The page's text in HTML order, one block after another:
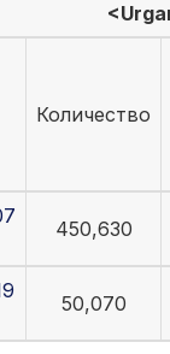
Количество
450,630
50,070